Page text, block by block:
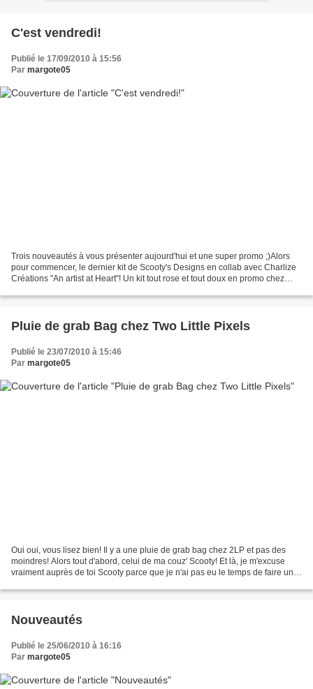
C'est vendredi!
Publié le 17/09/2010 à 15:56
Par margote05
Trois nouveautés à vous présenter aujourd'hui et une super promo ;)Alors
pour commencer, le dernier kit de Scooty's Designs en collab avec Charlize
Créations "An artist at Heart"! Un kit tout rose et tout doux en promo chez
Pluie de grab Bag chez Two Little Pixels
Publié le 23/07/2010 à 15:46
Par margote05
Oui oui, vous lisez bien! Il y a une pluie de grab bag chez 2LP et pas des
moindres! Alors tout d'abord, celui de ma couz' Scooty! Et là, je m'excuse
vraiment auprès de toi Scooty parce que je n'ai pas eu le temps de faire une
Nouveautés
Publié le 25/06/2010 à 16:16
Par margote05